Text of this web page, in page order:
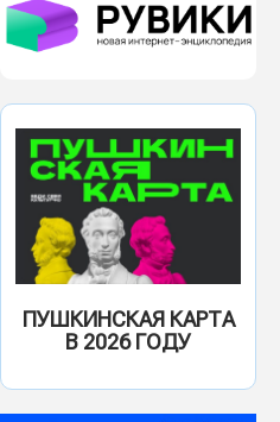
ПУШКИНСКАЯ КАРТА
В 2026 ГОДУ